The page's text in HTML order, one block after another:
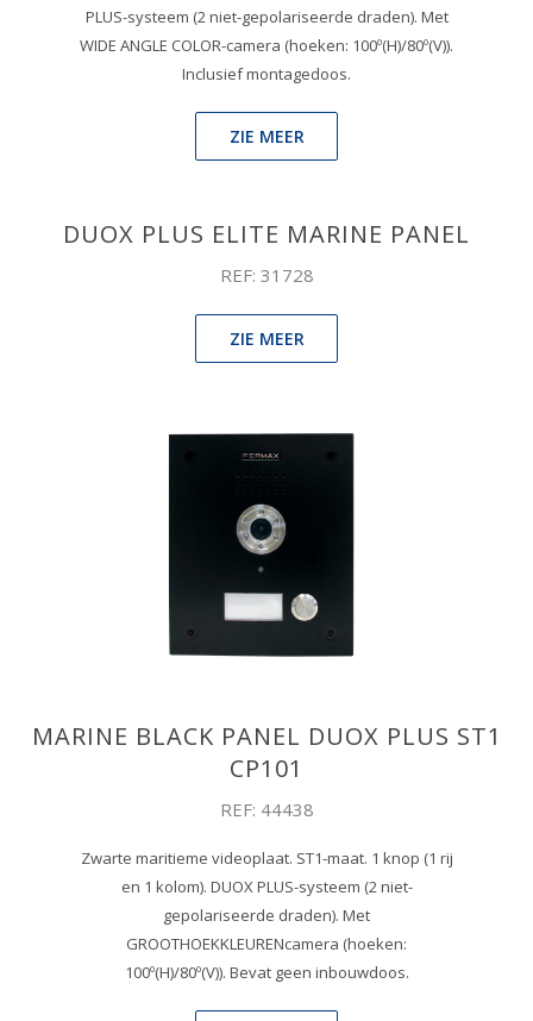
PLUS-systeem (2 niet-gepolariseerde draden). Met
WIDE ANGLE COLOR-camera (hoeken: 100º(H)/80º(V)).
Inclusief montagedoos.
ZIE MEER
DUOX PLUS ELITE MARINE PANEL
REF: 31728
ZIE MEER
MARINE BLACK PANEL DUOX PLUS ST1
CP101
REF: 44438
Zwarte maritieme videoplaat. ST1-maat. 1 knop (1 rij
en 1 kolom). DUOX PLUS-systeem (2 niet-
gepolariseerde draden). Met
GROOTHOEKKLEURENcamera (hoeken:
100º(H)/80º(V)). Bevat geen inbouwdoos.